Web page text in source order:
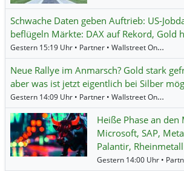
Schwache Daten geben Auftrieb: US-
beflügeln Märkte: DAX auf Rekord, Gold
Gestern 15:19 Uhr • Partner • Wallstreet Online •
Neue Rallye im Anmarsch? Gold stark
aber was ist jetzt eigentlich bei Silber
Gestern 14:09 Uhr • Partner • Wallstreet Online •
Heiße Phase an den
Microsoft, SAP,
Palantir,